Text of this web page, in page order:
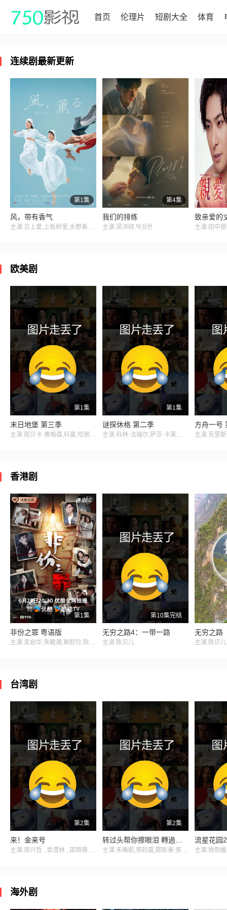
首页 伦理片 短剧大全 体育
连续剧最新更新
第1集
风，带有香气
主演:见上爱,上坂树里,水野美纪,早坂美海,小林隆,小林虎之介,津崎史郎,岩瀬顕子,三浦贵大,根岸季衣,大岛美幸,义达祐未,たくや,原田泰造,北村一辉,佐野晶哉,藤原季节,林裕太,坂东弥十郎,内田慈,小倉史也,片冈鹤太郎,松金米子,广冈由里子,春海四方,多部未华子,高岛政宏,二田絢乃,中田青渚,井上向日葵,丸山礼,研直子,生田绘梨花,菊池亚希子,中井友望,木越明,原嶋凛,玄理,伊势志摩,古川雄大,坂口涼太郎,平野生成,森田甘路,猫背椿,饭尾和树,若林时英,村上穂乃佳,东野绚香,大河原次郎,野添义弘,筒井道隆,仲
第4集
我们的排练
主演:梁洪硕,박성현 主演:田中
欧美剧
第1集
末日地堡 第三季
主演:丽贝卡·弗格森,科曼,哈丽特·瓦尔特,才那扎·乌奇,阿维·纳什,亚历山大·莱利,肖恩·麦克雷,雷米·米尔纳,里克·戈麦斯,比利·波斯尔思韦特,克莱尔·珀金斯,阿什利·祖克曼,杰西卡·亨维克,劳拉·伊内斯,杰西卡·布朗·芬德利,莫文·克里斯蒂,里德·伯尼,马特·克拉文,科林·汉克斯,史蒂夫·扎恩
第1集
谜探休格 第二季
主演:科林·法瑞尔,萨莎·卡莱,托尼·达尔顿,劳拉·唐奈里,布赖恩·吉利斯,河镇,雷蒙德·李,杰克·托帕利安,谢伊·惠格姆,艾琳·吴
方舟一号
香港剧
第1集
非份之罪 粤语版
主演:吴启华,朱敏瀚,赖慰玲,陈炜,吴伟豪,单立文,阮浩棕,刘佩玥,徐荣,何沛珈,贝安琪,戴祖仪,游嘉欣,江嘉敏,韦家雄,郑子诚,卢宛茵,李家鼎,谭凯琪,邓智坚,江欣燕,黎燕珊,罗冠兰,苏韵姿,吴沚默,叶靖仪,唐嘉麟,张翼东,胡敏芝,区霭玲,方绍聪,梁证嘉,陈嘉俊,关枫馨,彭翔翎,梁皓楷,李启杰,鬼塚,蔡志恩,罗皓谊,陈俊坚,吴天佑,施焯日,林秀怡,曾展望,徐文浩,张彦博,翟锋
第10集完结
无穷之路4：一带一路
主演:陈贝儿
无穷之路
主演:陈贝
台湾剧
第2集
来！金来号
主演:周兴哲 , 袁澧林 , 邵雨薇 , 林思宇 , 黄冠智
第2集
主演:禾雁凱,張鈞嘉,鄭彫秦,張棋富,陳泊澈,林書蘊
流星花园2
海外剧